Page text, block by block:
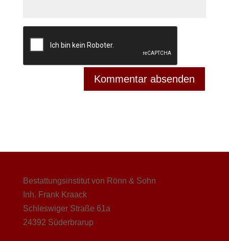
Bestattungsinstitut von Rönn & Sohn
Inh. Frank Kraack
Schleswiger Straße 61a
24392 Süderbrarup